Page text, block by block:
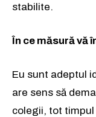
stabilite.
În ce măsură vă
Eu sunt adeptul
are sens să
colegii, tot